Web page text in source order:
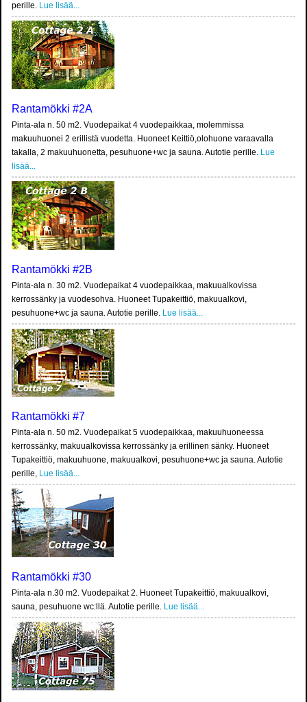
perille. Lue lisää...
Rantamökki #2A
Pinta-ala n. 50 m2. Vuodepaikat 4 vuodepaikkaa, molemmissa
makuuhuonei 2 erillistä vuodetta. Huoneet Keittiö,olohuone varaavalla
takalla, 2 makuuhuonetta, pesuhuone+wc ja sauna. Autotie perille. Lue
lisää...
Rantamökki #2B
Pinta-ala n. 30 m2. Vuodepaikat 4 vuodepaikkaa, makuualkovissa
kerrossänky ja vuodesohva. Huoneet Tupakeittiö, makuualkovi,
pesuhuone+wc ja sauna. Autotie perille. Lue lisää...
Rantamökki #7
Pinta-ala n. 50 m2. Vuodepaikat 5 vuodepaikkaa, makuuhuoneessa
kerrossänky, makuualkovissa kerrossänky ja erillinen sänky. Huoneet
Tupakeittiö, makuuhuone, makuualkovi, pesuhuone+wc ja sauna. Autotie
perille, Lue lisää...
Rantamökki #30
Pinta-ala n.30 m2. Vuodepaikat 2. Huoneet Tupakeittiö, makuualkovi,
sauna, pesuhuone wc:llä. Autotie perille. Lue lisää...